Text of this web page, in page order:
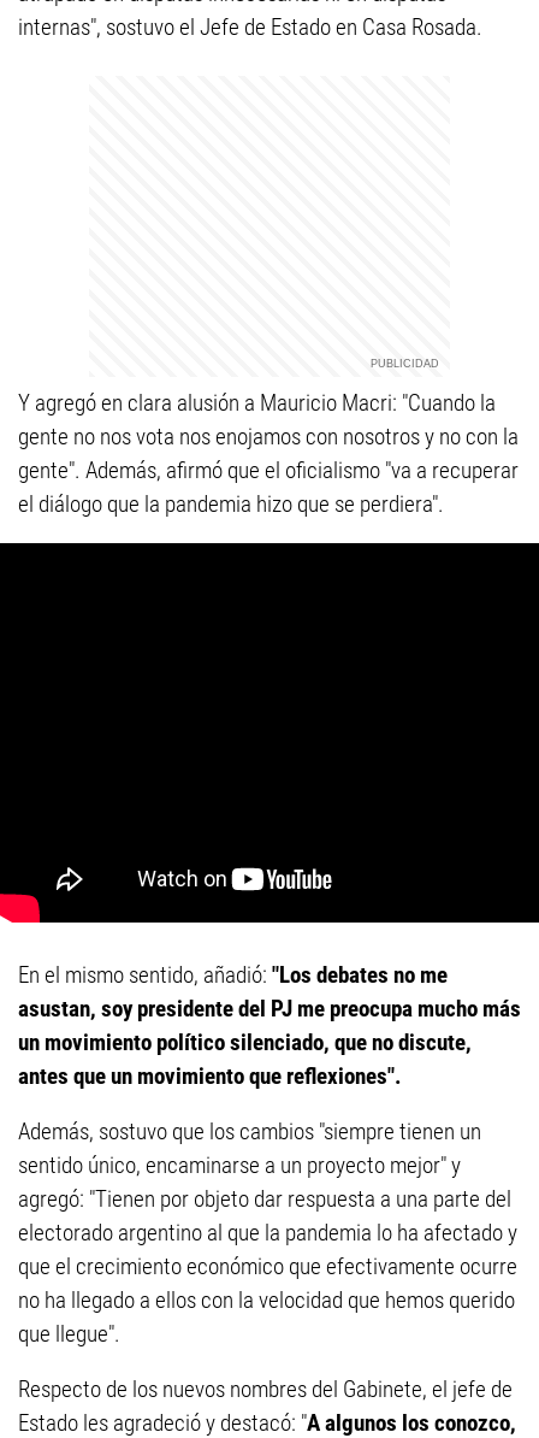
internas", sostuvo el Jefe de Estado en Casa Rosada.
Y agregó en clara alusión a Mauricio Macri: "Cuando la
gente no nos vota nos enojamos con nosotros y no con la
gente". Además, afirmó que el oficialismo "va a recuperar
el diálogo que la pandemia hizo que se perdiera".
En el mismo sentido, añadió: "Los debates no me
asustan, soy presidente del PJ me preocupa mucho más
un movimiento político silenciado, que no discute,
antes que un movimiento que reflexiones".
Además, sostuvo que los cambios "siempre tienen un
sentido único, encaminarse a un proyecto mejor" y
agregó: "Tienen por objeto dar respuesta a una parte del
electorado argentino al que la pandemia lo ha afectado y
que el crecimiento económico que efectivamente ocurre
no ha llegado a ellos con la velocidad que hemos querido
que llegue".
Respecto de los nuevos nombres del Gabinete, el jefe de
Estado les agradeció y destacó: "A algunos los conozco,